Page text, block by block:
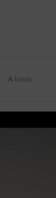
A fondo